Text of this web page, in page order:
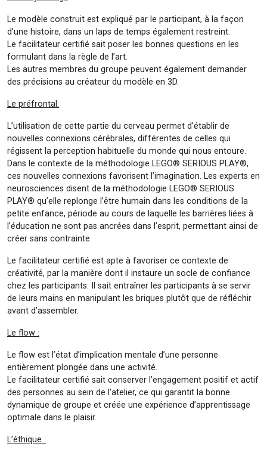
Le modèle construit est expliqué par le participant, à la façon
d’une histoire, dans un laps de temps également restreint.
Le facilitateur certifié sait poser les bonnes questions en les
formulant dans la règle de l’art.
Les autres membres du groupe peuvent également demander
des précisions au créateur du modèle en 3D.
Le préfrontal:
L’utilisation de cette partie du cerveau permet d’établir de
nouvelles connexions cérébrales, différentes de celles qui
régissent la perception habituelle du monde qui nous entoure.
Dans le contexte de la méthodologie LEGO® SERIOUS PLAY®,
ces nouvelles connexions favorisent l’imagination. Les experts en
neurosciences disent de la méthodologie LEGO® SERIOUS
PLAY® qu’elle replonge l’être humain dans les conditions de la
petite enfance, période au cours de laquelle les barrières liées à
l’éducation ne sont pas ancrées dans l’esprit, permettant ainsi de
créer sans contrainte.
Le facilitateur certifié est apte à favoriser ce contexte de
créativité, par la manière dont il instaure un socle de confiance
chez les participants. Il sait entraîner les participants à se servir
de leurs mains en manipulant les briques plutôt que de réfléchir
avant d’assembler.
Le flow :
Le flow est l’état d’implication mentale d’une personne
entièrement plongée dans une activité.
Le facilitateur certifié sait conserver l’engagement positif et actif
des personnes au sein de l’atelier, ce qui garantit la bonne
dynamique de groupe et créée une expérience d’apprentissage
optimale dans le plaisir.
L’éthique :